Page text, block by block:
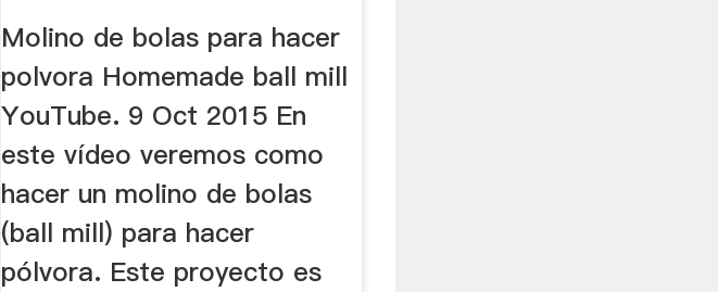
Molino de bolas para hacer
polvora Homemade ball mill
YouTube. 9 Oct 2015 En
este vídeo veremos como
hacer un molino de bolas
(ball mill) para hacer
pólvora. Este proyecto es